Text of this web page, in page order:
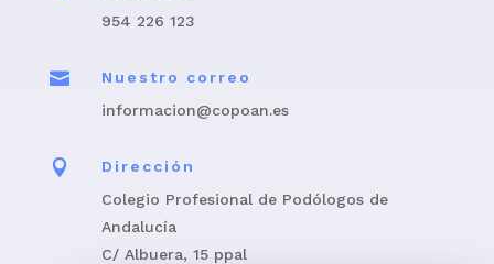
954 226 123

Nuestro correo
informacion@copoan.es

Dirección
Colegio Profesional de Podólogos de
Andalucía
C/ Albuera, 15 ppal